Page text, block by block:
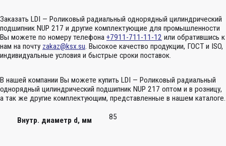
Заказать LDI — Роликовый радиальный однорядный цилиндрический
подшипник NUP 217 и другие комплектующие для промышленности
Вы можете по номеру телефона +7911-711-11-12 или обратившись к
нам на почту zakaz@ksx.su. Высокое качество продукции, ГОСТ и ISO,
индивидуальные условия и быстрые сроки поставок.
В нашей компании Вы можете купить LDI — Роликовый радиальный
однорядный цилиндрический подшипник NUP 217 оптом и в розницу,
а так же другие комплектующим, представленные в нашем каталоге.
Внутр. диаметр d, мм 85